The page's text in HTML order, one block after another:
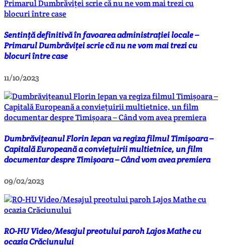
Sentință definitivă în favoarea administrației locale –
Primarul Dumbrăviței scrie că nu ne vom mai trezi cu
blocuri între case
11/10/2023
Dumbrăvițeanul Florin Iepan va regiza filmul Timișoara –
Capitală Europeană a conviețuirii multietnice, un film
documentar despre Timișoara – Când vom avea premiera
09/02/2023
RO-HU Video/Mesajul preotului paroh Lajos Mathe cu
ocazia Crăciunului